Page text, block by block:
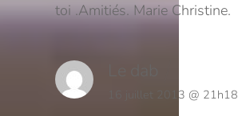
toi .Amitiés. Marie Christine.
16 juillet 2013 @ 21h18